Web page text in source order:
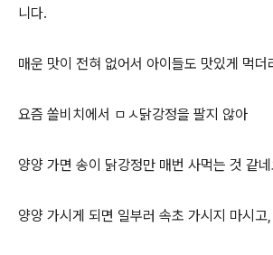
니다.
매운 맛이 전혀 없어서 아이들도 맛있게 먹더
요즘 쏠비치에서 ㅁㅅ닭강정을 팔지 않아
양양 가면 송이 닭강정만 매번 사먹는 것 같
양양 가시게 되면 일부러 속초 가시지 마시고,